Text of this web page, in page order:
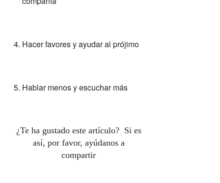
Hacer favores y ayudar al prójimo
Hablar menos y escuchar más
¿Te ha gustado este artículo? Si es
así, por favor, ayúdanos a
compartir